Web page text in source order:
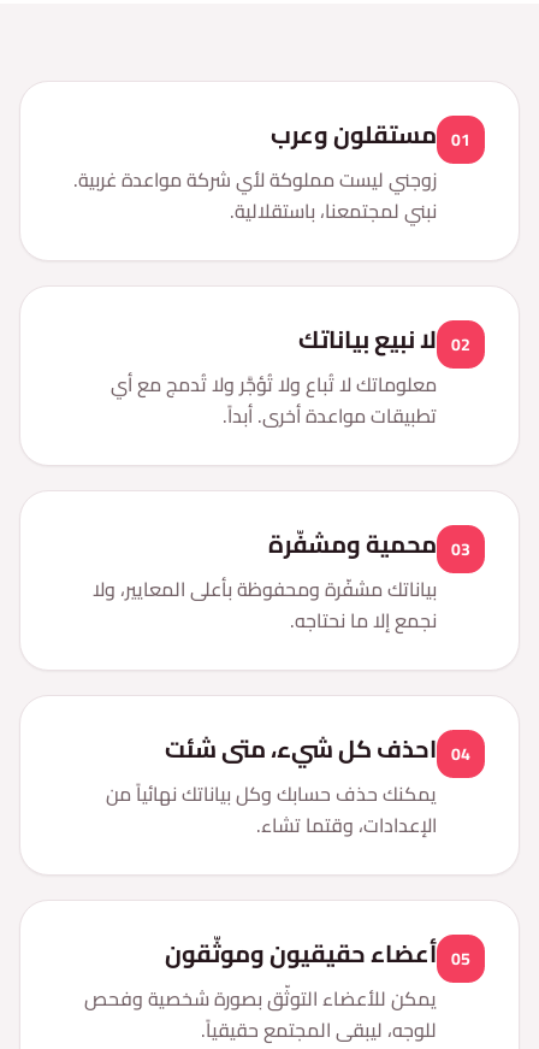
01 مستقلون وعرب
زوجني ليست مملوكة لأي شركة مواعدة غربية.
نبني لمجتمعنا، باستقلالية.
02 لا نبيع بياناتك
معلوماتك لا تُباع ولا تُؤجَّر ولا تُدمج مع أي
تطبيقات مواعدة أخرى. أبداً.
03 محمية ومشفّرة
بياناتك مشفّرة ومحفوظة بأعلى المعايير، ولا
نجمع إلا ما نحتاجه.
04 احذف كل شيء، متى شئت
يمكنك حذف حسابك وكل بياناتك نهائياً من
الإعدادات، وقتما تشاء.
05 أعضاء حقيقيون وموثّقون
يمكن للأعضاء التوثّق بصورة شخصية وفحص
للوجه، ليبقى المجتمع حقيقياً.